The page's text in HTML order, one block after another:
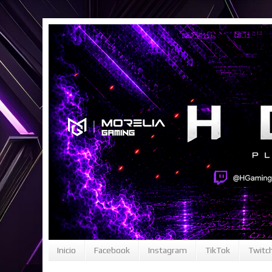
Inicio Facebook Instagram TikTok